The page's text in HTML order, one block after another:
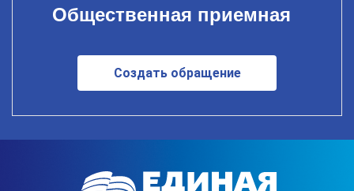
Общественная приемная
Создать обращение